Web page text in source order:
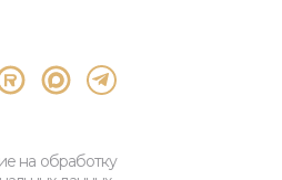
на обработку